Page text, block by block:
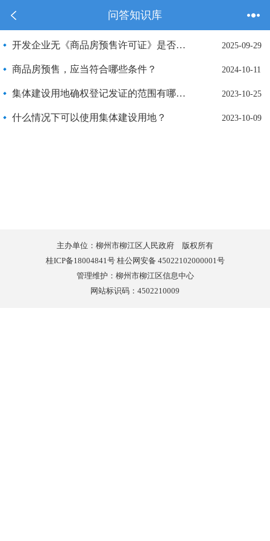
问答知识库
2025-09-29
开发企业无《商品房预售许可证》是否可以进行销售活动？
2024-10-11
商品房预售，应当符合哪些条件？
2023-10-25
集体建设用地确权登记发证的范围有哪些？
2023-10-09
什么情况下可以使用集体建设用地？
主办单位：柳州市柳江区人民政府 版权所有
桂ICP备18004841号 桂公网安备 45022102000001号
管理维护：柳州市柳江区信息中心
网站标识码：4502210009